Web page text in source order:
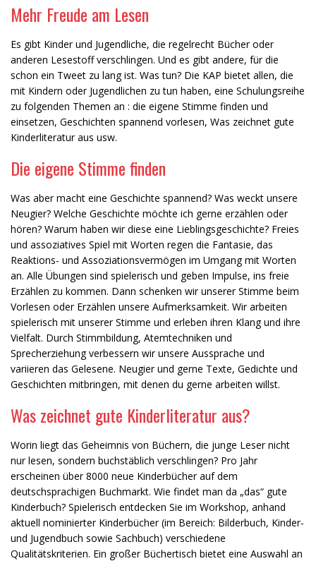
Mehr Freude am Lesen
Es gibt Kinder und Jugendliche, die regelrecht Bücher oder
anderen Lesestoff verschlingen. Und es gibt andere, für die
schon ein Tweet zu lang ist. Was tun? Die KAP bietet allen, die
mit Kindern oder Jugendlichen zu tun haben, eine Schulungsreihe
zu folgenden Themen an : die eigene Stimme finden und
einsetzen, Geschichten spannend vorlesen, Was zeichnet gute
Kinderliteratur aus usw.
Die eigene Stimme finden
Was aber macht eine Geschichte spannend? Was weckt unsere
Neugier? Welche Geschichte möchte ich gerne erzählen oder
hören? Warum haben wir diese eine Lieblingsgeschichte? Freies
und assoziatives Spiel mit Worten regen die Fantasie, das
Reaktions- und Assoziationsvermögen im Umgang mit Worten
an. Alle Übungen sind spielerisch und geben Impulse, ins freie
Erzählen zu kommen. Dann schenken wir unserer Stimme beim
Vorlesen oder Erzählen unsere Aufmerksamkeit. Wir arbeiten
spielerisch mit unserer Stimme und erleben ihren Klang und ihre
Vielfalt. Durch Stimmbildung, Atemtechniken und
Sprecherziehung verbessern wir unsere Aussprache und
variieren das Gelesene. Neugier und gerne Texte, Gedichte und
Geschichten mitbringen, mit denen du gerne arbeiten willst.
Was zeichnet gute Kinderliteratur aus?
Worin liegt das Geheimnis von Büchern, die junge Leser nicht
nur lesen, sondern buchstäblich verschlingen? Pro Jahr
erscheinen über 8000 neue Kinderbücher auf dem
deutschsprachigen Buchmarkt. Wie findet man da „das“ gute
Kinderbuch? Spielerisch entdecken Sie im Workshop, anhand
aktuell nominierter Kinderbücher (im Bereich: Bilderbuch, Kinder-
und Jugendbuch sowie Sachbuch) verschiedene
Qualitätskriterien. Ein großer Büchertisch bietet eine Auswahl an